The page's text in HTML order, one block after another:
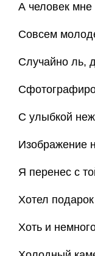
А человек мне
Совсем
Случайно ль,
С улыбкой
Изображение
Я перенес с
Хотел
Хоть и